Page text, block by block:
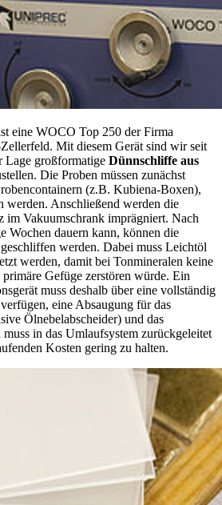
eine WOCO Top 250 der Firma
Mit diesem Gerät sind wirseit
Lage großformatige Dünnschliffe aus
Die Proben müssen zunächst
(z.B. Kubiena-Boxen),
werden. Anschließend werden die
im Vakuumschrank imprägniert. Nach
Wochen dauern kann, können die
werden. Dabei muss Leichtöl
werden, damit bei Tonmineralen keine
Gefüge zerstören würde. Ein
muss deshalb über eine vollständig
eine Absaugung für das
Ölnebelabscheider) und das
in das Umlaufsystem zurückgeleitet
Kosten gering zu halten.